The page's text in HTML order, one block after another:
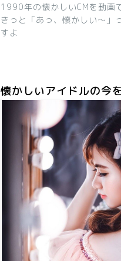
1990年の懐かしいCMを動画
きっと「あっ、懐かしい～」
すよ
懐かしいアイドルの今